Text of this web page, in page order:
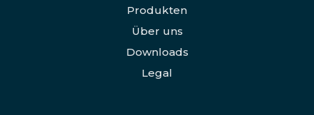
Produkten
Über uns
Downloads
Legal